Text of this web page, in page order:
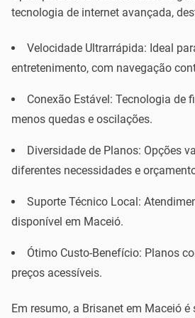
tecnologia de internet avançada,
Velocidade Ultrarrápida: Ideal
entretenimento, com navegação
Conexão Estável: Tecnologia de
menos quedas e oscilações.
Diversidade de Planos: Opções
diferentes necessidades e
Suporte Técnico Local:
disponível em Maceió.
Ótimo Custo-Benefício: Planos
preços acessíveis.
Em resumo, a Brisanet em Maceió